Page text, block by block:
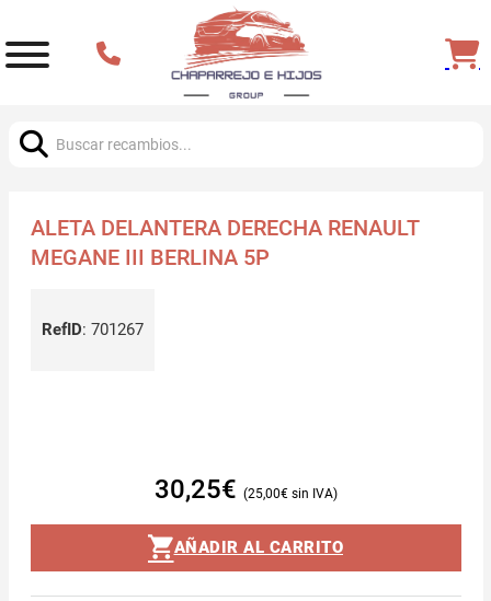
ALETA DELANTERA DERECHA RENAULT
MEGANE III BERLINA 5P
RefID: 701267
30,25€ 25,00€
AÑADIR AL CARRITO